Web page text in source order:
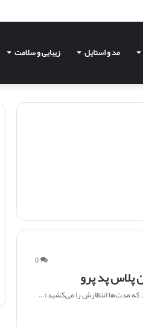
مد و استایل زیبایی و سلامت
0
پلاس پد پرو
که مدت‌ها انتظارش را می‌کشید؛…